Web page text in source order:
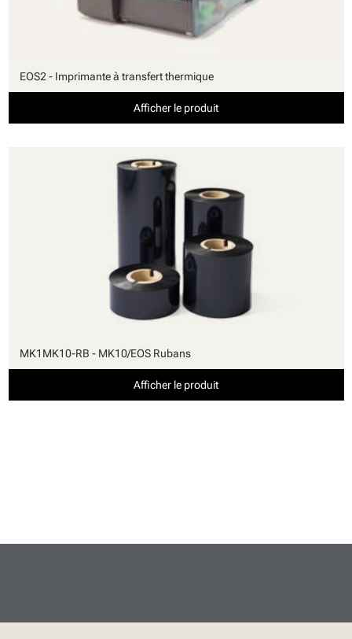
EOS2 - Imprimante à transfert thermique
Afficher le produit
MK1MK10-RB - MK10/EOS Rubans
Afficher le produit